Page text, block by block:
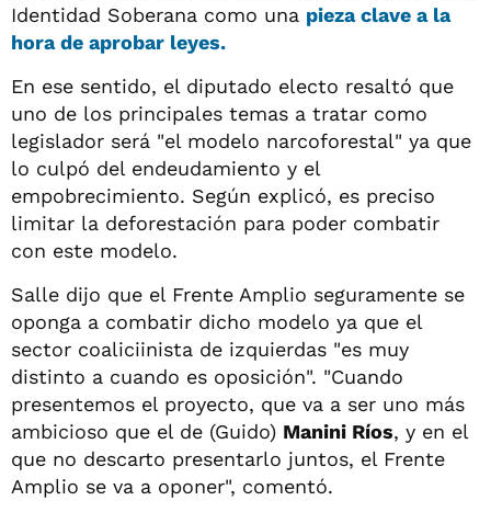
Identidad Soberana como una pieza clave a la
hora de aprobar leyes.
En ese sentido, el diputado electo resaltó que
uno de los principales temas a tratar como
legislador será "el modelo narcoforestal" ya que
lo culpó del endeudamiento y el
empobrecimiento. Según explicó, es preciso
limitar la deforestación para poder combatir
con este modelo.
Salle dijo que el Frente Amplio seguramente se
oponga a combatir dicho modelo ya que el
sector coaliciinista de izquierdas "es muy
distinto a cuando es oposición". "Cuando
presentemos el proyecto, que va a ser uno más
ambicioso que el de (Guido) Manini Ríos, y en el
que no descarto presentarlo juntos, el Frente
Amplio se va a oponer", comentó.